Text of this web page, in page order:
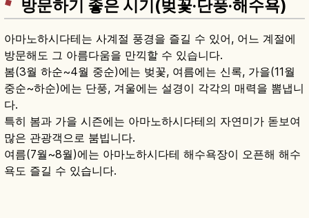
방문하기 좋은 시기(벚꽃·단풍·해수욕)
아마노하시다테는 사계절 풍경을 즐길 수 있어, 어느 계절에
방문해도 그 아름다움을 만끽할 수 있습니다.
봄(3월 하순~4월 중순)에는 벚꽃, 여름에는 신록, 가을(11월
중순~하순)에는 단풍, 겨울에는 설경이 각각의 매력을 뽐냅니
다.
특히 봄과 가을 시즌에는 아마노하시다테의 자연미가 돋보여
많은 관광객으로 붐빕니다.
여름(7월~8월)에는 아마노하시다테 해수욕장이 오픈해 해수
욕도 즐길 수 있습니다.